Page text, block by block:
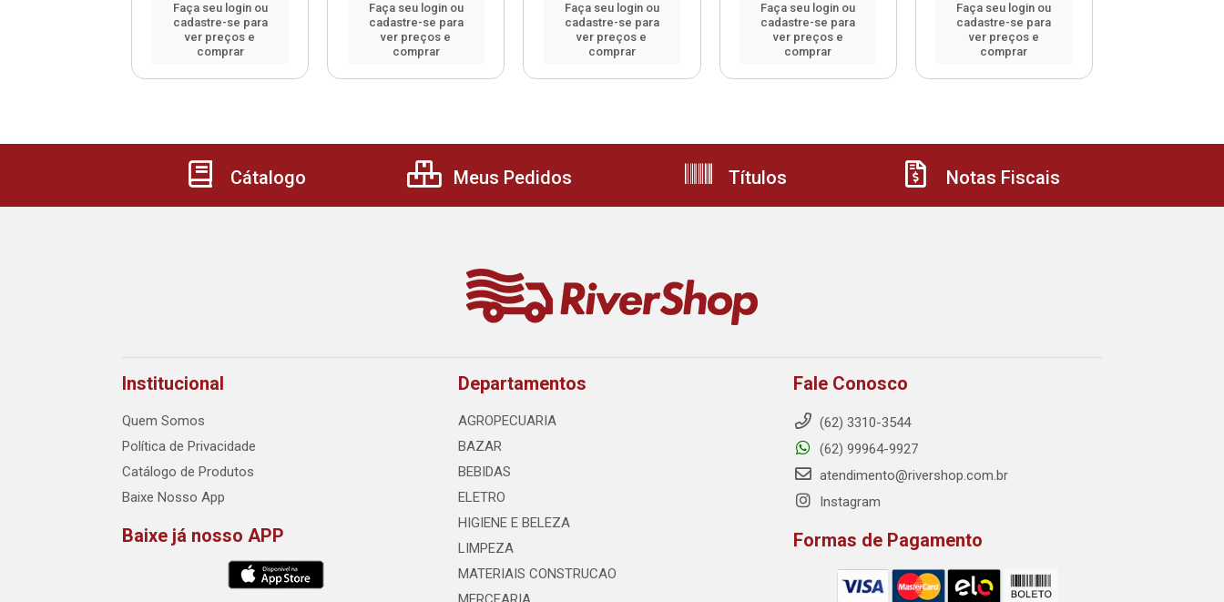
Faça seu login ou
cadastre-se para
ver preços e
comprar
Faça seu login ou
cadastre-se para
ver preços e
comprar
Faça seu login ou
cadastre-se para
ver preços e
comprar
Faça seu login ou
cadastre-se para
ver preços e
comprar
Faça seu login ou
cadastre-se para
ver preços e
comprar
Cátalogo Meus Pedidos Títulos Notas Fiscais
Institucional
Quem Somos
Política de Privacidade
Catálogo de Produtos
Baixe Nosso App
Baixe já nosso APP
Departamentos
AGROPECUARIA
BAZAR
BEBIDAS
ELETRO
HIGIENE E BELEZA
LIMPEZA
MATERIAIS CONSTRUCAO
Fale Conosco
(62) 3310-3544
(62) 99964-9927
atendimento@rivershop.com.br
Instagram
Formas de Pagamento